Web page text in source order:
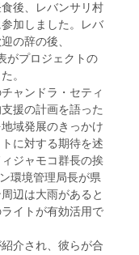
後、レバンサリ村
加しました。レバ
の辞の後、
がプロジェクトの
。
ャンドラ・セティ
援の計画を語った
域発展のきっかけ
に対する期待を述
ジャモコ群長の挨
環境管理局長が県
辺は大雨があると
イトが有効活用で
介され、彼らが合